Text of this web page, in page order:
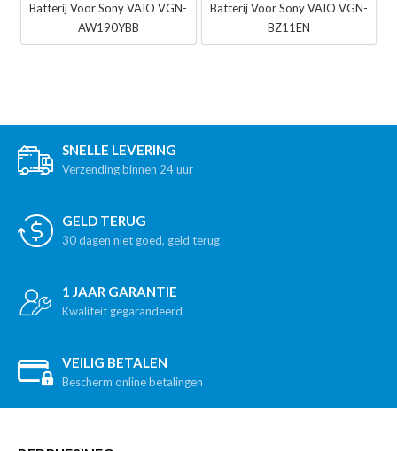
Batterij Voor Sony VAIO VGN-
AW190YBB
Batterij Voor Sony VAIO VGN-
BZ11EN
SNELLE LEVERING
Verzending binnen 24 uur
GELD TERUG
30 dagen niet goed, geld terug
1 JAAR GARANTIE
Kwaliteit gegarandeerd
VEILIG BETALEN
Bescherm online betalingen